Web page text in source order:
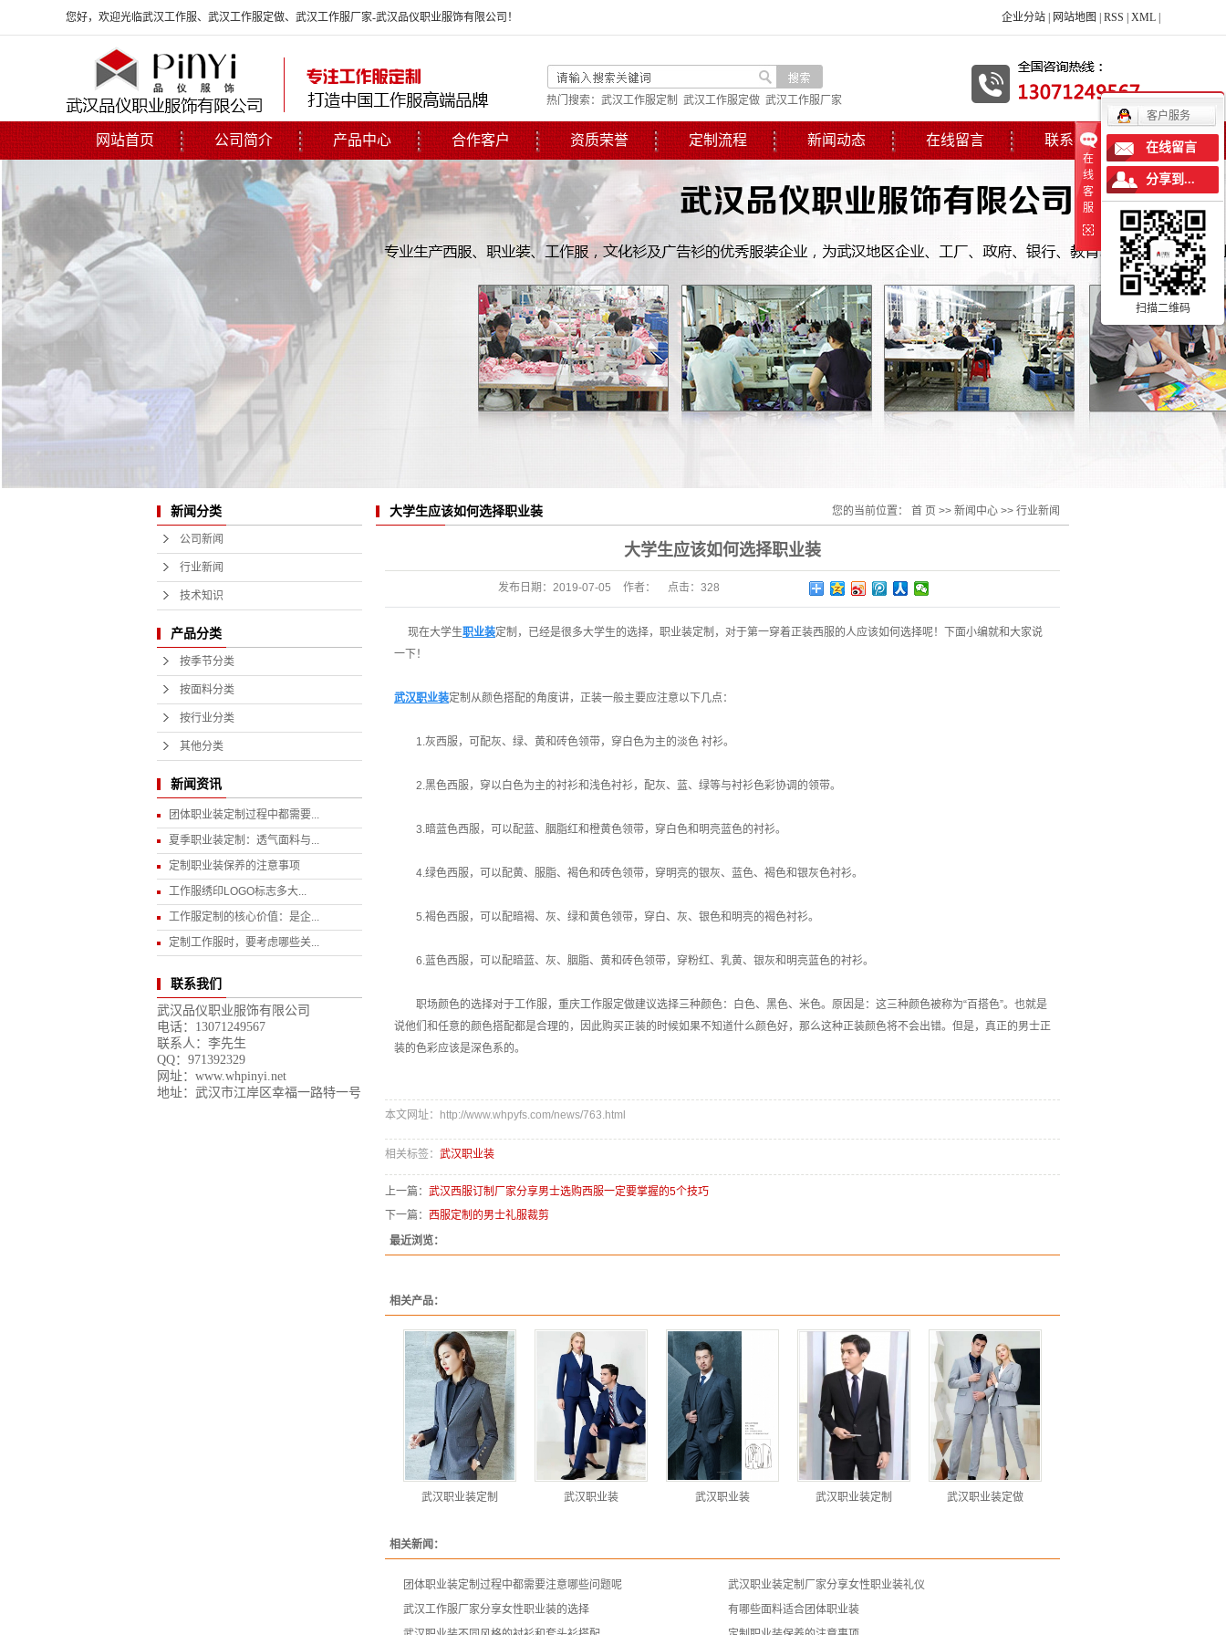
您好，欢迎光临武汉工作服、武汉工作服定做、武汉工作服厂家-武汉品仪职业服饰有限公司！ 企业分站 网站地图 RSS XML
热门搜索： 武汉工作服定制 武汉工作服定做 武汉工作服厂家
网站首页 公司简介 产品中心 合作客户 资质荣誉 定制流程 新闻动态 在线留言 联系我们
新闻分类
公司新闻
行业新闻
技术知识
产品分类
按季节分类
按面料分类
按行业分类
其他分类
新闻资讯
团体职业装定制过程中都需要...
夏季职业装定制：透气面料与...
定制职业装保养的注意事项
工作服绣印LOGO标志多大...
工作服定制的核心价值：是企...
定制工作服时，要考虑哪些关...
联系我们
武汉品仪职业服饰有限公司
电话：13071249567
联系人：李先生
QQ：971392329
网址：www.whpinyi.net
地址：武汉市江岸区幸福一路特一号
大学生应该如何选择职业装 您的当前位置： 首 页 >> 新闻中心 >> 行业新闻
大学生应该如何选择职业装
发布日期： 2019-07-05 作者： 点击： 328
现在大学生职业装定制，已经是很多大学生的选择，职业装定制，对于第一穿着正装西服的人应该如何选择呢！下面小编就和大家说
一下！
武汉职业装定制从颜色搭配的角度讲，正装一般主要应注意以下几点：
1.灰西服，可配灰、绿、黄和砖色领带，穿白色为主的淡色 衬衫。
2.黑色西服，穿以白色为主的衬衫和浅色衬衫，配灰、蓝、绿等与衬衫色彩协调的领带。
3.暗蓝色西服，可以配蓝、胭脂红和橙黄色领带，穿白色和明亮蓝色的衬衫。
4.绿色西服，可以配黄、服脂、褐色和砖色领带，穿明亮的银灰、蓝色、褐色和银灰色衬衫。
5.褐色西服，可以配暗褐、灰、绿和黄色领带，穿白、灰、银色和明亮的褐色衬衫。
6.蓝色西服，可以配暗蓝、灰、胭脂、黄和砖色领带，穿粉红、乳黄、银灰和明亮蓝色的衬衫。
职场颜色的选择对于工作服，重庆工作服定做建议选择三种颜色：白色、黑色、米色。原因是：这三种颜色被称为“百搭色”。也就是
说他们和任意的颜色搭配都是合理的，因此购买正装的时候如果不知道什么颜色好，那么这种正装颜色将不会出错。但是，真正的男士正
装的色彩应该是深色系的。
本文网址：http://www.whpyfs.com/news/763.html
相关标签： 武汉职业装
上一篇： 武汉西服订制厂家分享男士选购西服一定要掌握的5个技巧
下一篇： 西服定制的男士礼服裁剪
最近浏览：
相关产品：
武汉职业装定制 武汉职业装 武汉职业装 武汉职业装定制 武汉职业装定做
相关新闻：
团体职业装定制过程中都需要注意哪些问题呢
武汉职业装定制厂家分享女性职业装礼仪
武汉工作服厂家分享女性职业装的选择
有哪些面料适合团体职业装
在
线
客
服
客户服务
在线留言
分享到...
扫描二维码